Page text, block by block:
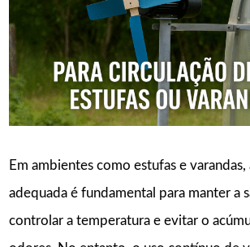
Em ambientes como estufas e
adequada é fundamental para manter a
controlar a temperatura e evitar o